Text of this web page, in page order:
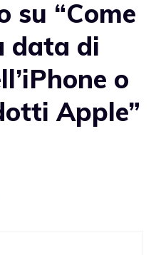
su “Come
data di
o
Apple”